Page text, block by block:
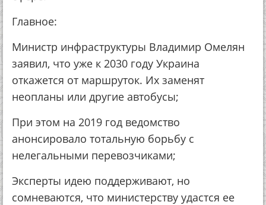
Главное:
Министр инфраструктуры Владимир Омелян
заявил, что уже к 2030 году Украина
откажется от маршруток. Их заменят
неопланы или другие автобусы;
При этом на 2019 год ведомство
анонсировало тотальную борьбу с
нелегальными перевозчиками;
Эксперты идею поддерживают, но
сомневаются, что министерству удастся ее